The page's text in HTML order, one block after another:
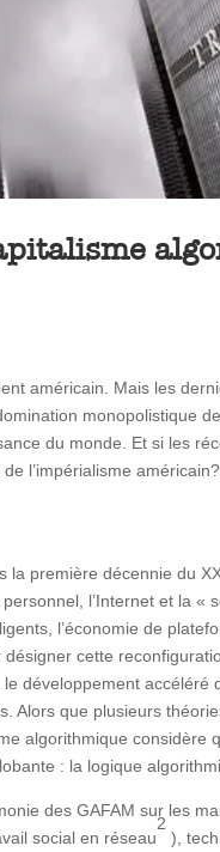
américain. Mais les
monopolistique
du monde. Et si les
l’impérialisme
la première décennie du
l’Internet et la «
l’économie de
cette
le développement accéléré
Alors que plusieurs
algorithmique considère
: la logique
des GAFAM sur les
social en réseau
2
),